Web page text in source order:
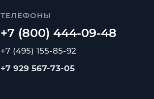
ТЕЛЕФОНЫ
+7 (495) 155-85-92
+7 929 567-73-05